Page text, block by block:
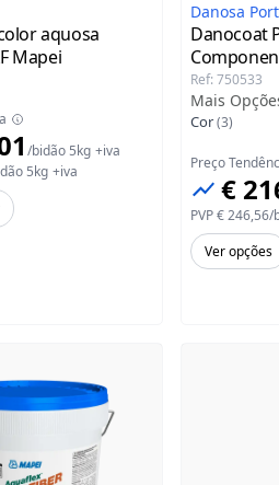
aquosa
Mapei
/bidão 5kg +iva
5kg +iva
Danosa
Danocoat
Ref: 750533
Mais
Cor(3)
Preço
€
PVP€ 246,56/
Ver opções